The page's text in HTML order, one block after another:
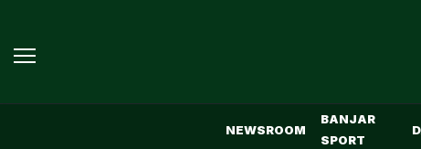
NEWSROOM
BANJAR
SPORT